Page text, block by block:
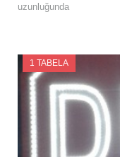
uzunluğunda
1 TABELA